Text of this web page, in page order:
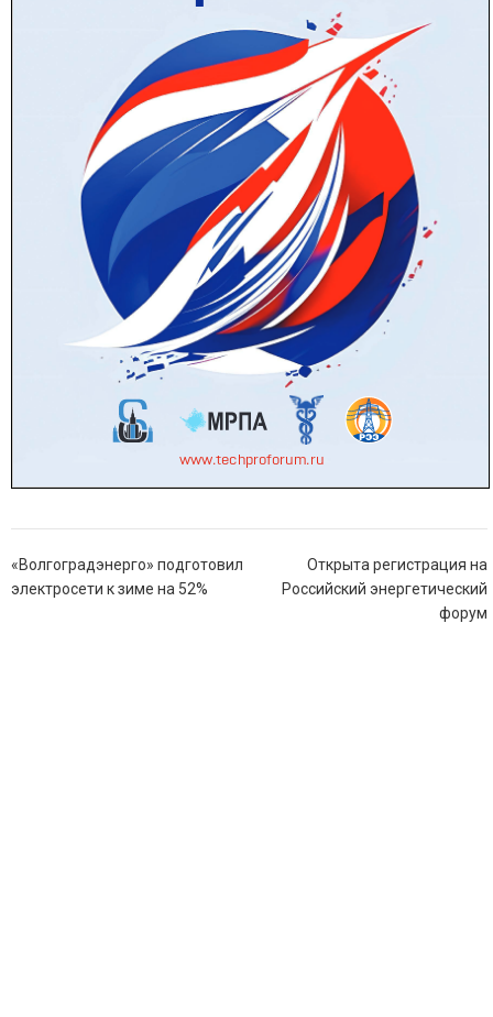
Навигация
по
«Волгоградэнерго» подготовил
электросети к зиме на 52%
Открыта регистрация на
Российский энергетический
форум